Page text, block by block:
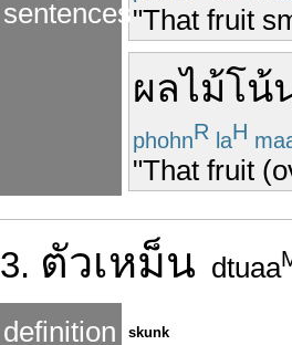
sentences"That fruit
ผลไม้โน้
phohnR laH
"That fruit
3. ตัวเหม็น dtuaa
definition skunk